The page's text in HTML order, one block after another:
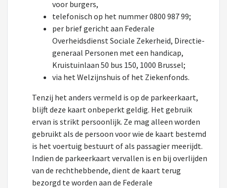
voor burgers,
telefonisch op het nummer 0800 987 99;
per brief gericht aan Federale
Overheidsdienst Sociale Zekerheid, Directie-
generaal Personen met een handicap,
Kruistuinlaan 50 bus 150, 1000 Brussel;
via het Welzijnshuis of het Ziekenfonds.
Tenzij het anders vermeld is op de parkeerkaart,
blijft deze kaart onbeperkt geldig. Het gebruik
ervan is strikt persoonlijk. Ze mag alleen worden
gebruikt als de persoon voor wie de kaart bestemd
is het voertuig bestuurt of als passagier meerijdt.
Indien de parkeerkaart vervallen is en bij overlijden
van de rechthebbende, dient de kaart terug
bezorgd te worden aan de Federale